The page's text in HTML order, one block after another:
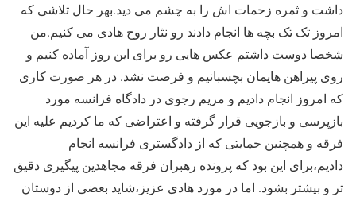
داشت و ثمره زحمات اش را به چشم می دید.بهر حال تلاشی که
امروز تک تک بچه ها انجام دادند رو نثار روح هادی می کنیم.من
شخصا دوست داشتم عکس هایی رو برای این روز آماده کنیم و
روی پیراهن هایمان بچسبانیم و فرصت نشد. در هر صورت کاری
که امروز انجام دادیم و مریم رجوی در دادگاه فرانسه مورد
بازپرسی و بازجویی قرار گرفته و اعتراضی که ما کردیم علیه این
فرقه و همچنین حمایتی که از دادگستری فرانسه انجام
دادیم،برای این بود که پرونده رهبران فرقه مجاهدین پیگیری دقیق
تر و بیشتر بشود. اما در مورد هادی عزیز،شاید بعضی از دوستان